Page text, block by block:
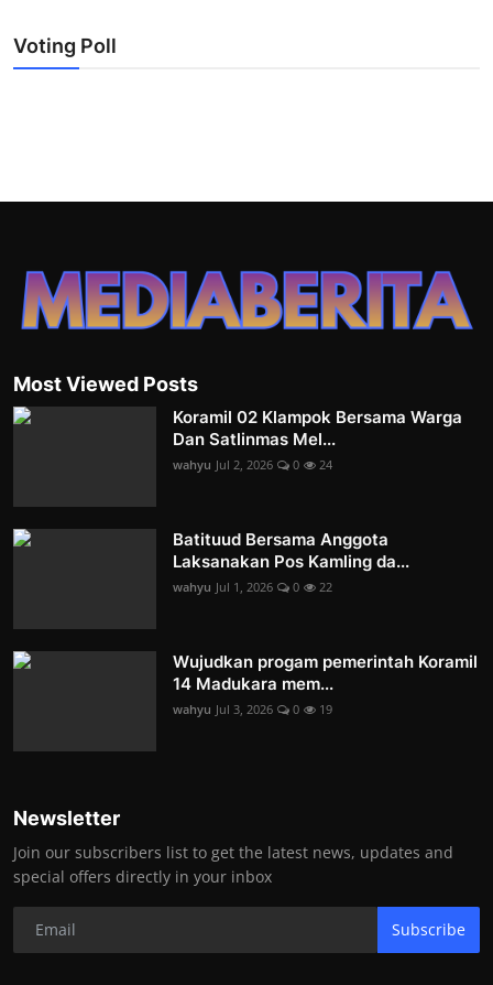
Voting Poll
Most Viewed Posts
Koramil 02 Klampok Bersama Warga
Dan Satlinmas Mel...
wahyu Jul 2, 2026 0 24
Batituud Bersama Anggota
Laksanakan Pos Kamling da...
wahyu Jul 1, 2026 0 22
Wujudkan progam pemerintah Koramil
14 Madukara mem...
wahyu Jul 3, 2026 0 19
Newsletter
Join our subscribers list to get the latest news, updates and
special offers directly in your inbox
Subscribe